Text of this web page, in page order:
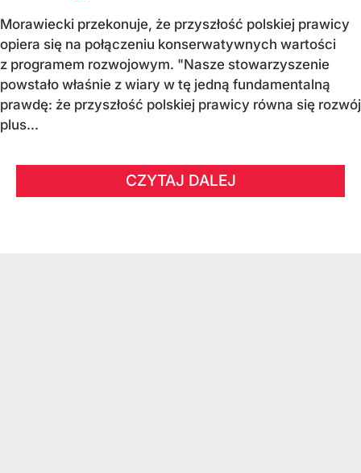
Morawiecki przekonuje, że przyszłość polskiej prawicy
opiera się na połączeniu konserwatywnych wartości
z programem rozwojowym. "Nasze stowarzyszenie
powstało właśnie z wiary w tę jedną fundamentalną
prawdę: że przyszłość polskiej prawicy równa się rozwój
plus...
CZYTAJ DALEJ